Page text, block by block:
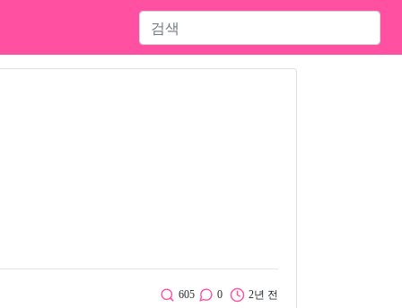
605 0 2년 전